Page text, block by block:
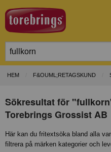
HEM F&OUML;RETAGSKUND
Sökresultat för
Torebrings Grossist AB
Här kan du fritextsöka bland alla
filtrera på märken kategorier och